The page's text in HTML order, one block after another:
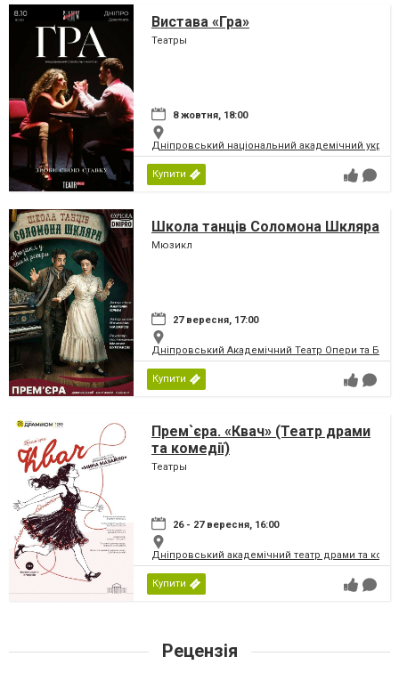
Вистава «Гра»
Театры
8 жовтня, 18:00
Дніпровський національний академічний
Купити
Школа танців Соломона Шкляра
Мюзикл
27 вересня, 17:00
Дніпровський Академічний Театр Опери та
Купити
Прем`єра. «Квач» (Театр драми
та комедії)
Театры
26 - 27 вересня, 16:00
Дніпровський академічний театр драми та
Купити
Рецензія